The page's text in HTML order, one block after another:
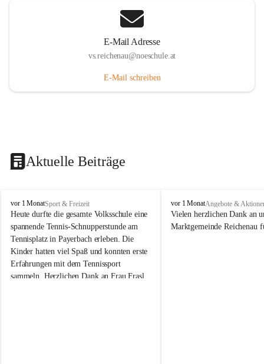
E-Mail Adresse
vs.reichenau@noeschule.at
E-Mail schreiben
Aktuelle Beiträge
V
o
l
k
s
s
c
h
vor 1 MonatSport & Freizeit
Heute durfte die gesamte Volksschule eine
spannende Tennis-Schnupperstunde am
Tennisplatz in Payerbach erleben. Die
Kinder hatten viel Spaß und konnten erste
Erfahrungen mit dem Tennissport
sammeln. Herzlichen Dank an Frau Frasl
V
o
l
vor 1 MonatAngebote &
Vielen herzlichen Dank an
Marktgemeinde Reichenau